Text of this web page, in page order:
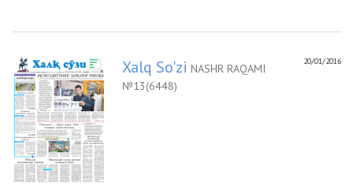
20/01/2016
Xalq So'zi NASHR RAQAMI
№13(6448)